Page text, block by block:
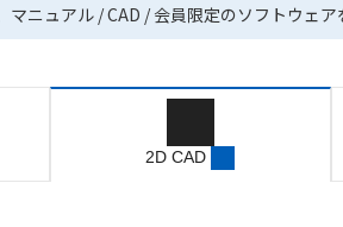
マニュアル / CAD / 会員限定のソフトウェア
2D CAD